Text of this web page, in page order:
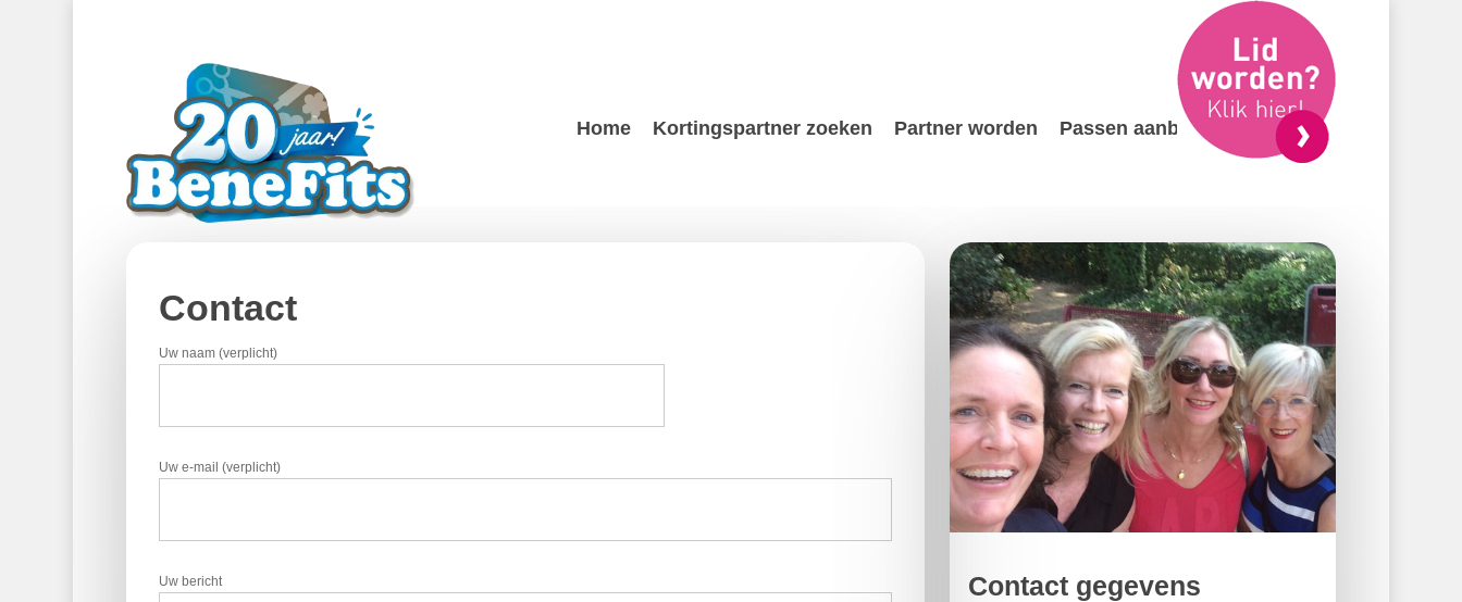
Home Kortingspartner zoeken Partner worden Passen aanbieden Contact
Contact
Uw naam (verplicht)
Uw e-mail (verplicht)
Uw bericht Contact gegevens